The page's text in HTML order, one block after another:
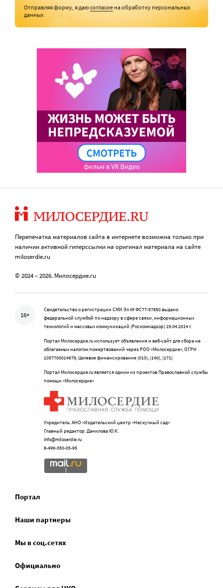
Отправляя форму, я даюсогласие на обработку персональных
данных
Перепечатка материалов сайта в интернете возможна только при
наличии активной гиперссылки на оригинал материала на сайте
miloserdie.ru
© 2024 – 2026. Милосердие.ru
16+
Свидетельство о регистрации СМИ Эл № ФС77-57850 выдано
федеральной службой по надзору в сфере связи, информационных
технологий и массовых коммуникаций (Роскомнадзор) 25.04.2014 г.
Портал Милосердие.ru использует объявления и веб-сайт для сбора не
облагаемых налогом пожертвований через РОО «Милосердие», ОГРН
1057700014679, Целевое финансирование (010), (140), (171)
Портал Милосердие.ru является одним из проектов Православной службы
помощи «Милосердие»
Учредитель: АНО «Издательский центр «Нескучный сад»
Главный редактор: Данилова Ю.К.
info@miloserdie.ru
8-499-350-05-95
Портал
Наши партнеры
Мы в соц.сетях
Официально